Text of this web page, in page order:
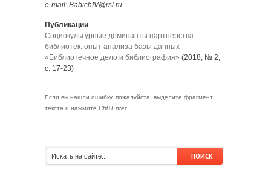
e-mail: BabichIV@rsl.ru
Публикации
Социокультурные доминанты партнерства
библиотек: опыт анализа базы данных
«Библиотечное дело и библиография» (2018, № 2,
с. 17-23)
Если вы нашли ошибку, пожалуйста, выделите фрагмент
текста и нажмите Ctrl+Enter.